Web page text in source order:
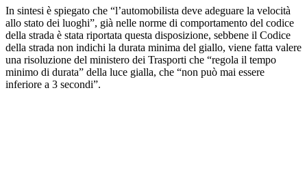
In sintesi è spiegato che “l’automobilista deve adeguare la velocità
allo stato dei luoghi”, già nelle norme di comportamento del codice
della strada è stata riportata questa disposizione, sebbene il Codice
della strada non indichi la durata minima del giallo, viene fatta valere
una risoluzione del ministero dei Trasporti che “regola il tempo
minimo di durata” della luce gialla, che “non può mai essere
inferiore a 3 secondi”.